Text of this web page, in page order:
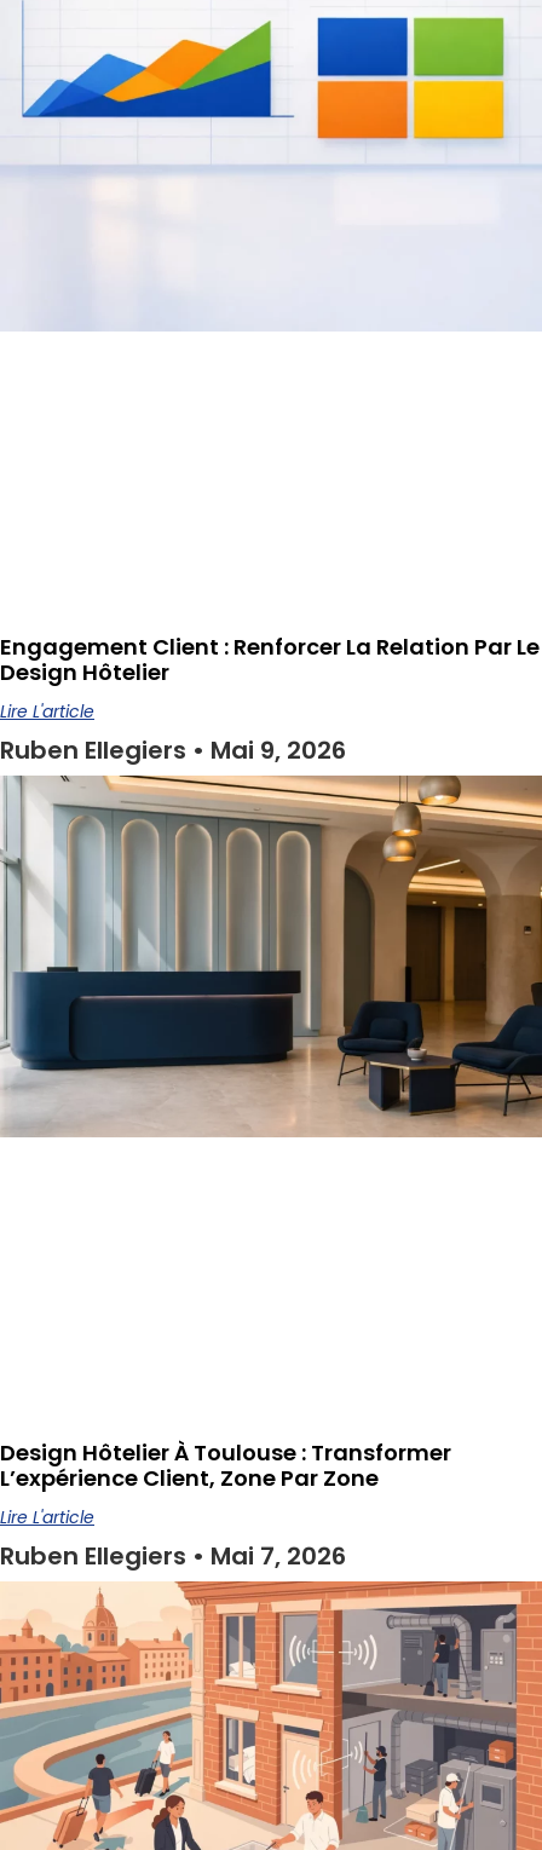
Engagement Client : Renforcer La Relation Par Le
Design Hôtelier
Lire L'article
Ruben Ellegiers Mai 9, 2026
Design Hôtelier À Toulouse : Transformer
L’expérience Client, Zone Par Zone
Lire L'article
Ruben Ellegiers Mai 7, 2026